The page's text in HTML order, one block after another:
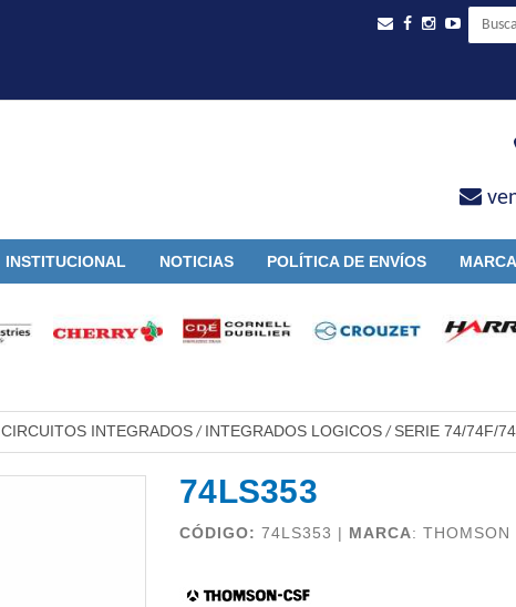
INSTITUCIONAL NOTICIAS POLÍTICA DE ENVÍOS
CIRCUITOS INTEGRADOS / INTEGRADOS LOGICOS / SERIE 74/74F/
74LS353
CÓDIGO: 74LS353 | MARCA: THOMSON